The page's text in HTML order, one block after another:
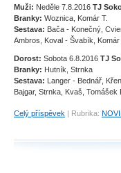
Muži: Neděle 7.8.2016 TJ
Branky: Woznica, Komár T.
Sestava: Bača - Konečný,
Ambros, Koval - Švabík, Komár
Dorost: Sobota 6.8.2016 TJ
Branky: Hutník, Strnka
Sestava: Langer - Bednář,
Bajgar, Strnka, Kvaš, Tomášek
Celý příspěvek | Rubrika: